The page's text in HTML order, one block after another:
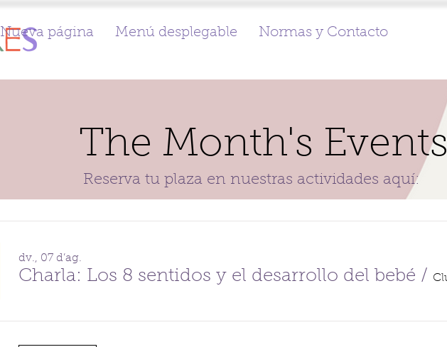
Nueva página Menú desplegable Normas y Contacto
The Month's Events
Reserva tu plaza en nuestras actividades aquí:
dv., 07 d’ag.
Charla: Los 8 sentidos y el desarrollo del bebé /